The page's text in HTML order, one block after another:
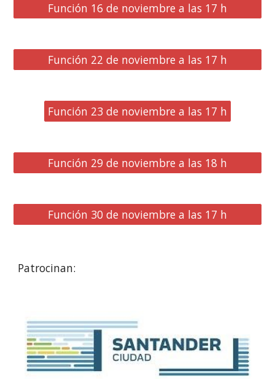
Función 16 de noviembre a las 17 h
Función 22 de noviembre a las 17 h
Función 23 de noviembre a las 17 h
Función 29 de noviembre a las 18 h
Función 30 de noviembre a las 17 h
Patrocinan: